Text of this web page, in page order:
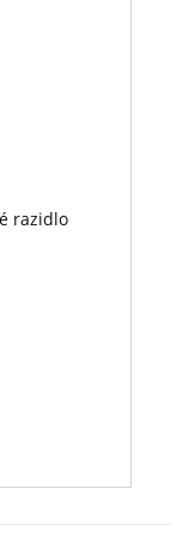
razidlo